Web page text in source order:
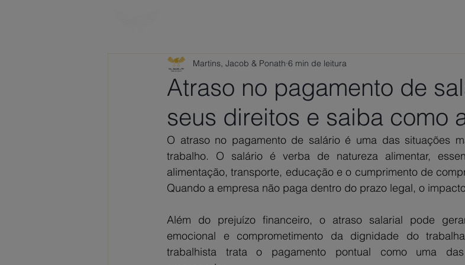
Atraso no pagamento de
seus direitos e saiba como
Martins, Jacob & Ponath 6 min de leitura
O atraso no pagamento de salário é uma das situações
trabalho. O salário é verba de natureza alimentar,
alimentação, transporte, educação e o cumprimento de
Quando a empresa não paga dentro do prazo legal, o
Além do prejuízo financeiro, o atraso salarial pode
emocional e comprometimento da dignidade do
trabalhista trata o pagamento pontual como uma